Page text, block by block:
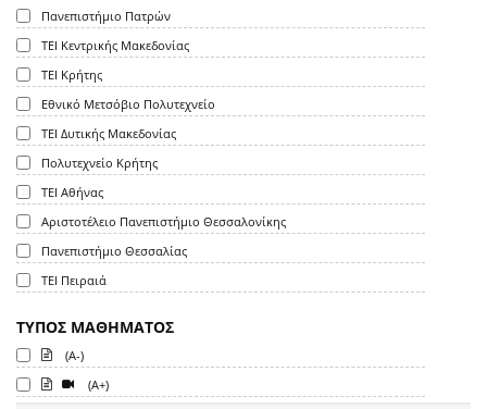
Πανεπιστήμιο Πατρών
ΤΕΙ Κεντρικής Μακεδονίας
ΤΕΙ Κρήτης
Εθνικό Μετσόβιο Πολυτεχνείο
ΤΕΙ Δυτικής Μακεδονίας
Πολυτεχνείο Κρήτης
ΤΕΙ Αθήνας
Αριστοτέλειο Πανεπιστήμιο Θεσσαλονίκης
Πανεπιστήμιο Θεσσαλίας
ΤΕΙ Πειραιά
ΤΥΠΟΣ ΜΑΘΗΜΑΤΟΣ
(A-)
(A+)